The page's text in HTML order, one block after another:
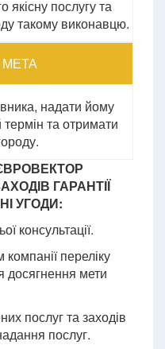
якісну послугу та
такому виконавцю.
надати йому
термін та отримати
ГАРАНТІЇ
УГОДИ:
консультації.
переліку
досягнення мети
послуг та заходів
послуг.